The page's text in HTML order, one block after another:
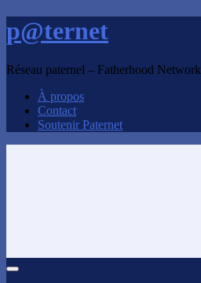
p@ternet
Réseau paternel – Fatherhood Network
À propos
Contact
Soutenir Paternet